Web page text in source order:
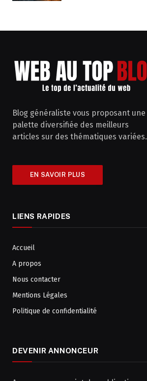
Blog généraliste vous proposant une
palette diversifiée des meilleurs
articles sur des thématiques variées.
EN SAVOIR PLUS
LIENS RAPIDES
Accueil
A propos
Nous contacter
Mentions Légales
Politique de confidentialité
DEVENIR ANNONCEUR